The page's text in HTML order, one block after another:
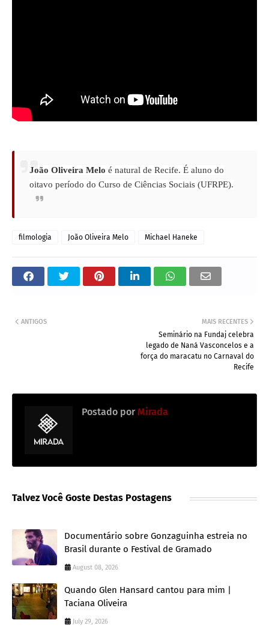
João Oliveira Melo é natural de Recife. É aluno do
oitavo período do Curso de Ciências Sociais (UFRPE).
filmologia João Oliveira Melo Michael Haneke
MAIS RECENTES
Seminário na Fundaj celebra
legado de Naná Vasconcelos e a
força do maracatu no Carnaval do
Recife
ANTIGOS
Postado por Mirada
Talvez Você Goste Destas Postagens
Documentário sobre Gonzaguinha estreia no
Brasil durante o Festival de Gramado
August 08, 2026
Quando Glen Hansard cantou para mim |
Taciana Oliveira
July 29, 2026